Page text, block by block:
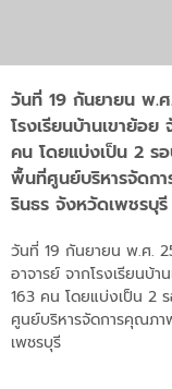
วันที่ 19 กันยายน พ.ศ
โรงเรียนบ้านเขาย้อ
คน โดยแบ่งเป็น 2 ร
พื้นที่ศูนย์บริหารจัดก
รินธร จังหวัดเพชรบุรี
วันที่ 19 กันยายน พ.ศ.
อาจารย์ จากโรงเรียนบ้
163 คน โดยแบ่งเป็น 2
ศูนย์บริหารจัดการคุณภ
เพชรบุรี